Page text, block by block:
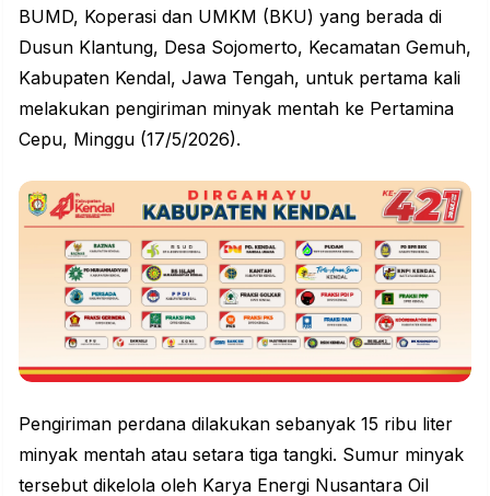
BUMD, Koperasi dan UMKM (BKU) yang berada di
Dusun Klantung, Desa Sojomerto, Kecamatan Gemuh,
Kabupaten Kendal, Jawa Tengah, untuk pertama kali
melakukan pengiriman minyak mentah ke Pertamina
Cepu, Minggu (17/5/2026).
Pengiriman perdana dilakukan sebanyak 15 ribu liter
minyak mentah atau setara tiga tangki. Sumur minyak
tersebut dikelola oleh Karya Energi Nusantara Oil